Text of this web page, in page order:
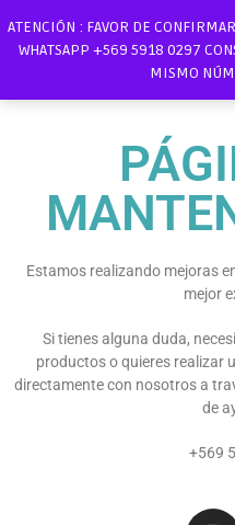
ATENCIÓN : FAVOR DE
WHATSAPP +569 5918 0297
MISMO
Estamos realizando mejoras
mejor
Si tienes alguna duda,
productos o quieres realizar
directamente con nosotros a
de
+569